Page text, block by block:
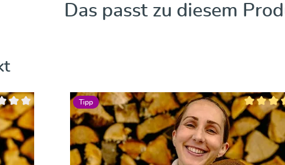
Das passt zu diesem
Bewertung von 0 von 5 Sternen
Tipp